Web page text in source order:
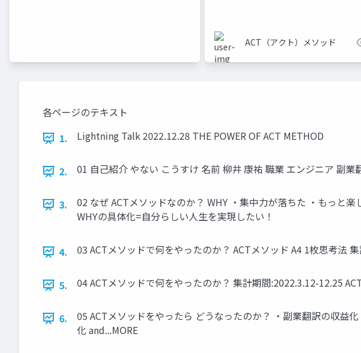
ACT（アクト）メソッド
各ページのテキスト
1.
Lightning Talk 2022.12.28 THE POWER OF ACT METHOD
2. 01 自己紹介 やない こうすけ 名前 柳井 康祐 職業 エンジニア 副
3.
02 なぜ ACTメソッドなのか？ WHY ・集中力が落ちた ・もっと
WHYの具体化=自分らしい人生を実現したい！
4. 03 ACTメソッドで何をやったのか？ ACTメソッド A4 1枚思考法
5. 04 ACTメソッドで何をやったのか？ 集計期間:2022.3.12-12.25
6.
05 ACTメソッドをやったら どうなったのか？ ・副業翻訳の収益
化 and...MORE